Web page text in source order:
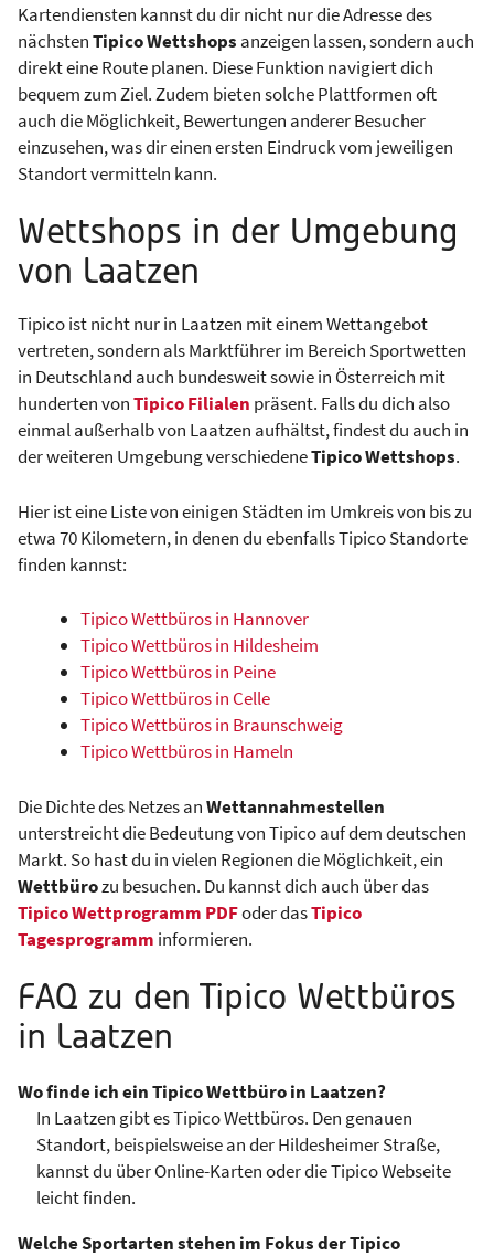
Kartendiensten kannst du dir nicht nur die Adresse des
nächstenTipico Wettshops anzeigen lassen, sondern auch
direkt eine Route planen. Diese Funktion navigiert dich
bequem zum Ziel. Zudem bieten solche Plattformen oft
auch die Möglichkeit, Bewertungen anderer Besucher
einzusehen, was dir einen ersten Eindruck vom jeweiligen
Standort vermitteln kann.
Wettshops in der Umgebung
von Laatzen
Tipico ist nicht nur in Laatzen mit einem Wettangebot
vertreten, sondern als Marktführer im Bereich Sportwetten
in Deutschland auch bundesweit sowie in Österreich mit
hunderten vonTipico Filialen präsent. Falls du dich also
einmal außerhalb von Laatzen aufhältst, findest du auch in
der weiteren Umgebung verschiedeneTipico Wettshops.
Hier ist eine Liste von einigen Städten im Umkreis von bis zu
etwa 70 Kilometern, in denen du ebenfalls Tipico Standorte
finden kannst:
Tipico Wettbüros in Hannover
Tipico Wettbüros in Hildesheim
Tipico Wettbüros in Peine
Tipico Wettbüros in Celle
Tipico Wettbüros in Braunschweig
Tipico Wettbüros in Hameln
Die Dichte des Netzes anWettannahmestellen
unterstreicht die Bedeutung von Tipico auf dem deutschen
Markt. So hast du in vielen Regionen die Möglichkeit, ein
Wettbürozu besuchen. Du kannst dich auch über das
Tipico Wettprogramm PDFoder dasTipico
Tagesprogramm informieren.
FAQ zu den Tipico Wettbüros
in Laatzen
Wo finde ich ein Tipico Wettbüro in Laatzen?
In Laatzen gibt es Tipico Wettbüros. Den genauen
Standort, beispielsweise an der Hildesheimer Straße,
kannst du über Online-Karten oder die Tipico Webseite
leicht finden.
Welche Sportarten stehen im Fokus der Tipico